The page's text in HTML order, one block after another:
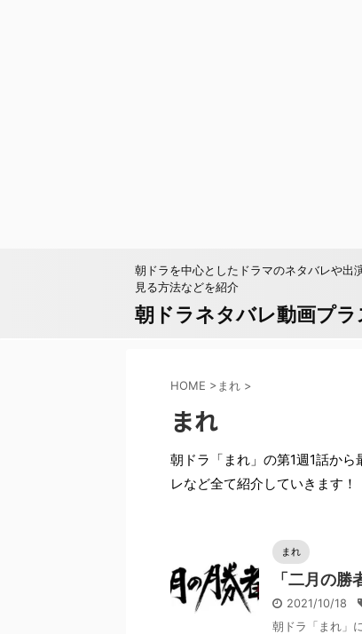
朝ドラを中心としたドラマのネタバレや出
見る方法などを紹介
朝ドラネタバレ動画プラ
HOME > まれ >
まれ
朝ドラ「まれ」の第1週1話か
レなど全て紹介していきます！
まれ
「二月の
2021/10/18
朝ドラ「まれ」